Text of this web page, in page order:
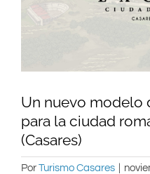
Un nuevo modelo
para la ciudad
(Casares)
Por Turismo Casares